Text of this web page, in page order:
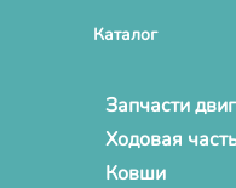
Каталог
Запчасти
Ходовая
Ковши